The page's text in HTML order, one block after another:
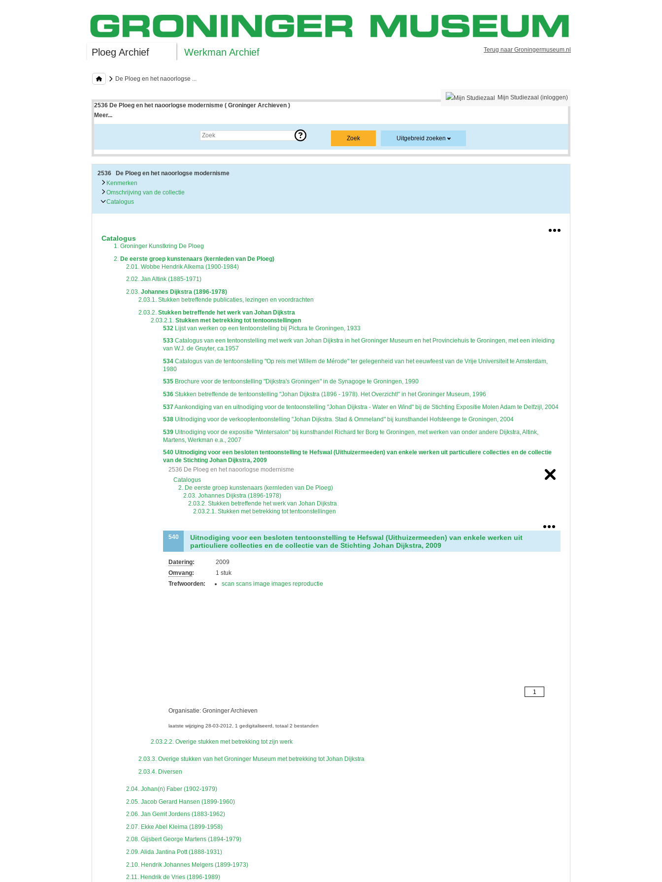
Ploeg Archief Werkman Archief Terug naar Groningermuseum.nl
De Ploeg en het naoorlogse ...
Mijn Studiezaal (inloggen)
2536 De Ploeg en het naoorlogse modernisme ( Groninger Archieven )
Meer...
Uitleg bij archieftoegang
Een archieftoegang geeft uitgebreide informatie over een bepaald archief.
• Kenmerken van het archief
• Inleiding op het archief
• Inventaris of plaatsingslijst
• Eventueel bijlagen
De kenmerken van het archief zijn o.m. de omvang, vindplaats, beschikbaarheid, openbaarheid en andere.
De inleiding op het archief bevat interessante informatie over de geschiedenis van het archief, achtergronden van de archiefvormer en kan ook aanwijzingen voor het gebruik
bevatten.
Bij het zoeken in de inventaris wordt de hiërarchie gevolgd. De rubrieken in de inventaris maken deel uit van de beschrijving op een lager niveau. Komt de zoekterm in een hoger
Zoek Uitgebreid zoeken
2536 De Ploeg en het naoorlogse modernisme
Kenmerken
Omschrijving van de collectie
Catalogus
Catalogus
1.Groninger Kunstkring De Ploeg
2. De eerste groep kunstenaars (kernleden van De Ploeg)
2.01.Wobbe Hendrik Alkema (1900-1984)
2.02.Jan Altink (1885-1971)
2.03. Johannes Dijkstra (1896-1978)
2.03.1.Stukken betreffende publicaties, lezingen en voordrachten
2.03.2. Stukken betreffende het werk van Johan Dijkstra
2.03.2.1.
Stukken met betrekking tot tentoonstellingen
532 Lijst van werken op een tentoonstelling bij Pictura te Groningen, 1933
533Catalogus van een tentoonstelling met werk van Johan Dijkstra in het Groninger Museum en het Provinciehuis te Groningen, met een inleiding
van W.J. de Gruyter, ca.1957
534Catalogus van de tentoonstelling "Op reis met Willem de Mérode" ter gelegenheid van het eeuwfeest van de Vrije Universiteit te Amsterdam,
1980
535Brochure voor de tentoonstelling "Dijkstra's Groningen" in de Synagoge te Groningen, 1990
536Stukken betreffende de tentoonstelling "Johan Dijkstra (1896 - 1978). Het Overzicht!" in het Groninger Museum, 1996
537Aankondiging van en uitnodiging voor de tentoonstelling "Johan Dijkstra - Water en Wind" bij de Stichting Expositie Molen Adam te Delfzijl, 2004
538Uitnodiging voor de verkooptentoonstelling "Johan Dijkstra. Stad & Ommeland" bij kunsthandel Hofsteenge te Groningen, 2004
539Uitnodiging voor de expositie "Wintersalon" bij kunsthandel Richard ter Borg te Groningen, met werken van onder andere Dijkstra, Altink,
Martens, Werkman e.a., 2007
540 Uitnodiging voor een besloten tentoonstelling te Hefswal (Uithuizermeeden) van enkele werken uit particuliere collecties en de collectie
van de Stichting Johan Dijkstra, 2009
2536 De Ploeg en het naoorlogse modernisme
Catalogus
2. De eerste groep kunstenaars (kernleden van De Ploeg)
2.03. Johannes Dijkstra (1896-1978)
2.03.2. Stukken betreffende het werk van Johan Dijkstra
2.03.2.1. Stukken met betrekking tot tentoonstellingen
540
Uitnodiging voor een besloten tentoonstelling te Hefswal (Uithuizermeeden) van enkele werken uit
particuliere collecties en de collectie van de Stichting Johan Dijkstra, 2009
Datering:
2009
Omvang:
1 stuk
Trefwoorden:
scan scans image images reproductie
Organisatie: Groninger Archieven
laatste wijziging 28-03-2012 1 gedigitaliseerd totaal 2 bestanden
2.03.2.2.Overige stukken met betrekking tot zijn werk
2.03.3.Overige stukken van het Groninger Museum met betrekking tot Johan Dijkstra
2.03.4.Diversen
2.04.Johan(n) Faber (1902-1979)
2.05. Jacob Gerard Hansen (1899-1960)
2.06.Jan Gerrit Jordens (1883-1962)
2.07. Ekke Abel Kleima (1899-1958)
2.08.Gijsbert George Martens (1894-1979)
2.09.Alida Jantina Pott (1888-1931)
2.10. Hendrik Johannes Melgers (1899-1973)
2.11.Hendrik de Vries (1896-1989)